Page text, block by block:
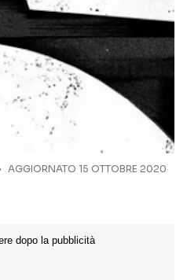
AGGIORNATO 15 OTTOBRE 2020